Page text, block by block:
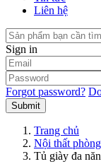
Liên hệ
Sign in
Forgot password?
Submit
Trang chủ
Nội thất
Tủ giày đa